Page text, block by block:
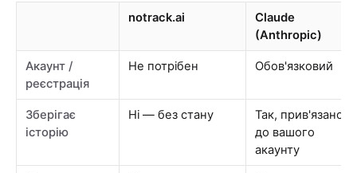
notrack.ai
Claude
(Anthropic)
Акаунт /
реєстрація
Не потрібен Обов'язковий
Зберігає
історію
Ні — без стану
Так, прив'язано
до вашого
акаунту